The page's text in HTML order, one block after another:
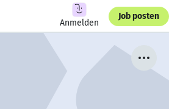
Anmelden
Job posten